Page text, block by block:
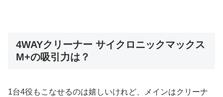
4WAYクリーナー サイクロニックマックス
M+の吸引力は？
1台4役もこなせるのは嬉しいけれど、メインはクリーナ